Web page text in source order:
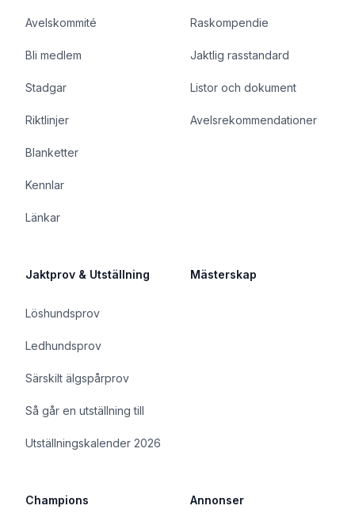
Avelskommité
Bli medlem
Stadgar
Riktlinjer
Blanketter
Kennlar
Länkar
Raskompendie
Jaktlig rasstandard
Listor och dokument
Avelsrekommendationer
Jaktprov & Utställning
Löshundsprov
Ledhundsprov
Särskilt älgspårprov
Så går en utställning till
Utställningskalender 2026
Mästerskap
Champions Annonser